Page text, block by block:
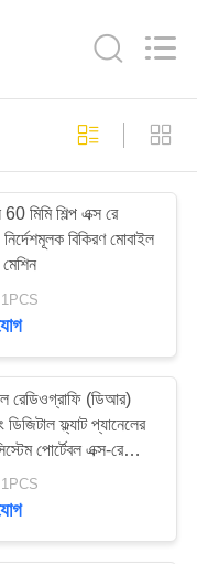
মিমি শিল্প এক্স রে
নির্দেশমূলক বিকিরণ মোবাইল
রেডিওগ্রাফি (ডিআর)
ডিজিটাল ফ্ল্যাট প্যানেলের
পোর্টেবল এক্স-রে